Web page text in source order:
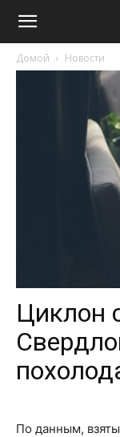
Домой Новости
Циклон
По данным,